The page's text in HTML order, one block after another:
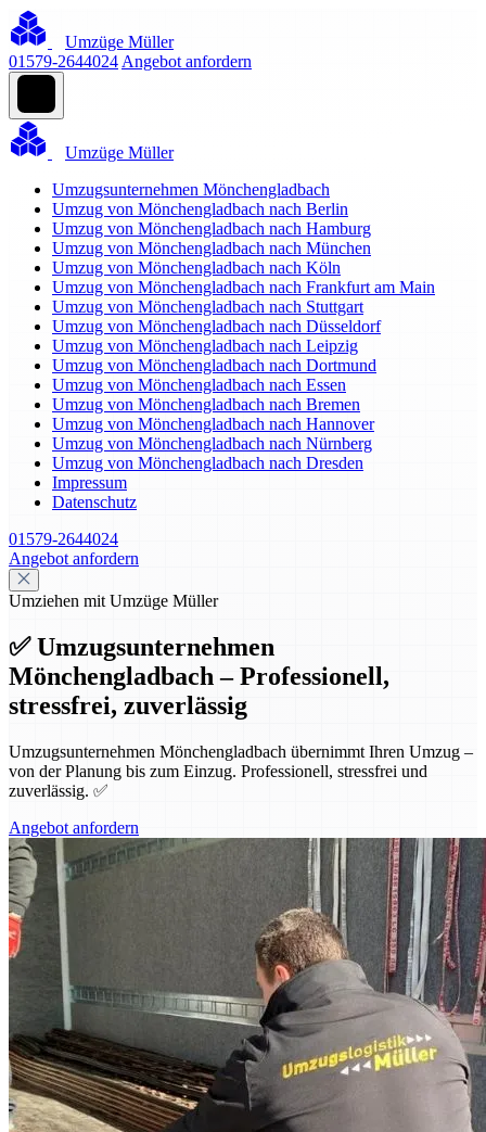
Umzüge Müller
01579-2644024 Angebot anfordern
Umzüge Müller
Umzugsunternehmen Mönchengladbach
Umzug von Mönchengladbach nach Berlin
Umzug von Mönchengladbach nach Hamburg
Umzug von Mönchengladbach nach München
Umzug von Mönchengladbach nach Köln
Umzug von Mönchengladbach nach Frankfurt am Main
Umzug von Mönchengladbach nach Stuttgart
Umzug von Mönchengladbach nach Düsseldorf
Umzug von Mönchengladbach nach Leipzig
Umzug von Mönchengladbach nach Dortmund
Umzug von Mönchengladbach nach Essen
Umzug von Mönchengladbach nach Bremen
Umzug von Mönchengladbach nach Hannover
Umzug von Mönchengladbach nach Nürnberg
Umzug von Mönchengladbach nach Dresden
Impressum
Datenschutz
01579-2644024
Angebot anfordern
Umziehen mit Umzüge Müller
✅ Umzugsunternehmen
Mönchengladbach – Professionell,
stressfrei, zuverlässig
Umzugsunternehmen Mönchengladbach übernimmt Ihren Umzug –
von der Planung bis zum Einzug. Professionell, stressfrei und
zuverlässig. ✅
Angebot anfordern